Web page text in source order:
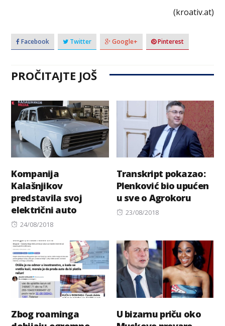
(kroativ.at)
Facebook Twitter Google+ Pinterest
PROČITAJTE JOŠ
Kompanija
Kalašnjikov
predstavila svoj
električni auto
Posted
24/08/2018
Transkript pokazao:
Plenković bio upućen
u sve o Agrokoru
Posted
23/08/2018
Zbog roaminga
U bizarnu priču oko